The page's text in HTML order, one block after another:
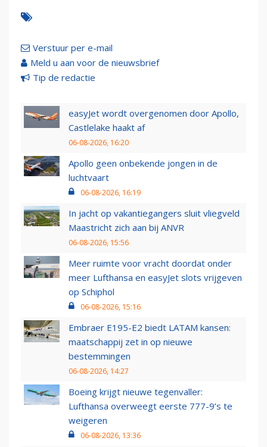
Verstuur per e-mail
Meld u aan voor de nieuwsbrief
Tip de redactie
easyJet wordt overgenomen door Apollo,
Castlelake haakt af
06-08-2026, 16:20
Apollo geen onbekende jongen in de
luchtvaart
06-08-2026, 16:19
In jacht op vakantiegangers sluit vliegveld
Maastricht zich aan bij ANVR
06-08-2026, 15:56
Meer ruimte voor vracht doordat onder
meer Lufthansa en easyJet slots vrijgeven
op Schiphol
06-08-2026, 15:16
Embraer E195-E2 biedt LATAM kansen:
maatschappij zet in op nieuwe
bestemmingen
06-08-2026, 14:27
Boeing krijgt nieuwe tegenvaller:
Lufthansa overweegt eerste 777-9’s te
weigeren
06-08-2026, 13:36